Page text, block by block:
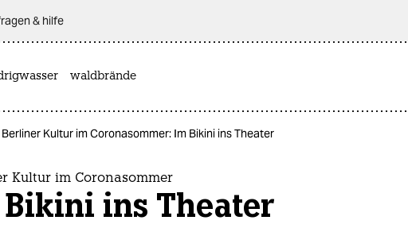
& hilfe
waldbrände
Berliner Kultur im Coronasommer: Im Bikini ins Theater
Kultur im Coronasommer
ins Theater